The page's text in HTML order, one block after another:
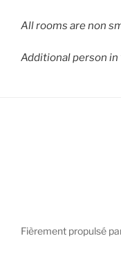
All rooms are non
Additional person in
Fièrement propulsé